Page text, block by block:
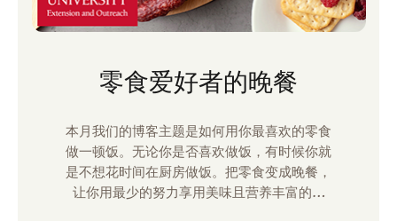
零食爱好者的晚餐
本月我们的博客主题是如何用你最喜欢的零食
做一顿饭。无论你是否喜欢做饭，有时候你就
是不想花时间在厨房做饭。把零食变成晚餐，
让你用最少的努力享用美味且营养丰富的餐